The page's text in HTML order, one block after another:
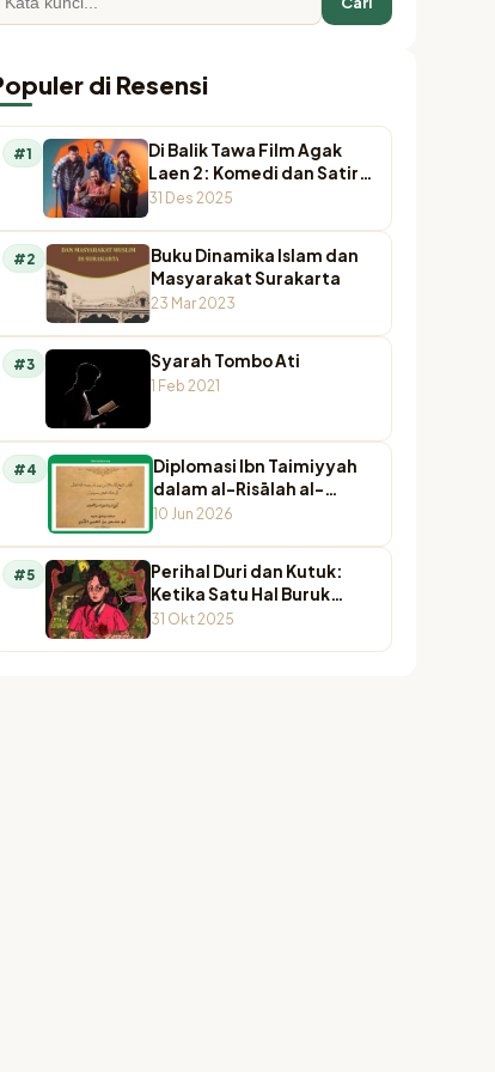
di Resensi
#1
Di Balik Tawa Film Agak
Laen 2: Komedi dan Satir
Pada Agamawan
31 Des 2025
#2
Buku Dinamika Islam dan
Masyarakat Surakarta
23 Mar 2023
#3 Syarah Tombo Ati
1 Feb 2021
#4
Diplomasi Ibn Taimiyyah
dalam al-Risālah al-
Qubruṣiyyah
10 Jun 2026
#5
Perihal Duri dan Kutuk:
Ketika Satu Hal Buruk
Berulang dan Segala yang
31 Okt 2025